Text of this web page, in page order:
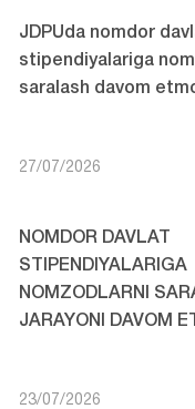
JDPUda nomdor
stipendiyalariga
saralash davom
27/07/2026
NOMDOR DAVLAT
STIPENDIYALARIGA
NOMZODLARNI
JARAYONI DAVOM
23/07/2026